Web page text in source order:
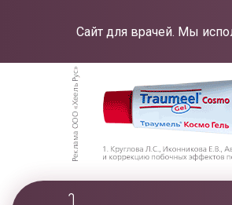
Сайт для врачей. Мы